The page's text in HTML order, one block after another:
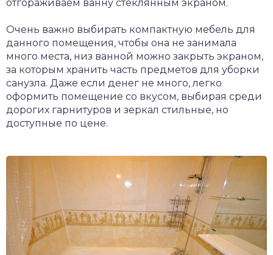
отгораживаем ванну стеклянным экраном.
Очень важно выбирать компактную мебель для
данного помещения, чтобы она не занимала
много места, низ ванной можно закрыть экраном,
за которым хранить часть предметов для уборки
санузла. Даже если денег не много, легко
оформить помещение со вкусом, выбирая среди
дорогих гарнитуров и зеркал стильные, но
доступные по цене.